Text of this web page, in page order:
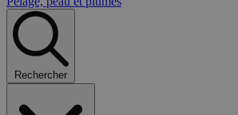
Rechercher